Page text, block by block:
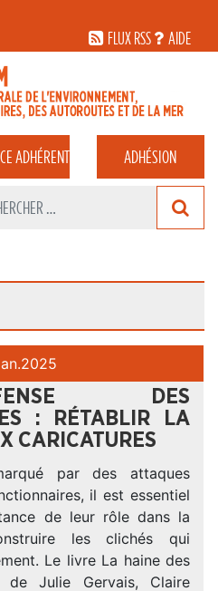
FLUX RSS
AIDE
ADHÉRENT ADHÉSION
2025
DES
: RÉTABLIR LA
CARICATURES
par des attaques
il est essentiel
de leur rôle dans la
les clichés qui
Le livre La haine des
de Julie Gervais, Claire